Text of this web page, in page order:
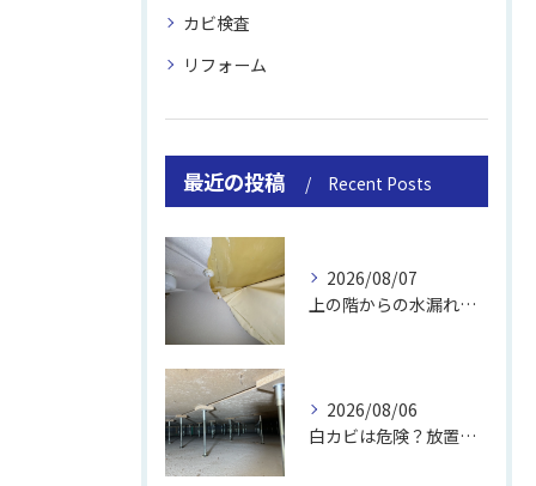
カビ検査
リフォーム
最近の投稿 Recent Posts
2026/08/07
上の階からの水漏れでカビ｜対処法と業者
2026/08/06
白カビは危険？放置のリスクと取り方